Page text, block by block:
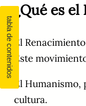
¿Qué es
El
Este
El
cultura.